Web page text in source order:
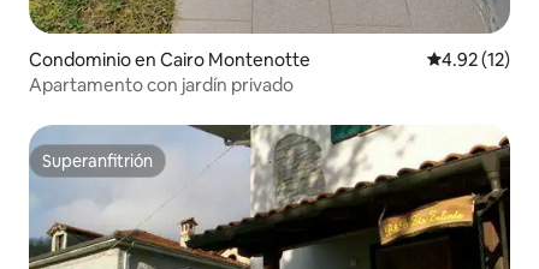
Condominio en Cairo Montenotte Calificación
4.92 (12)
Apartamento con jardín privado
Superanfitrión
Superanfitrión